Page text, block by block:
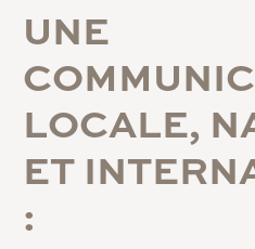
UNE
COMMUNIC
LOCALE, N
ET INTERN
: